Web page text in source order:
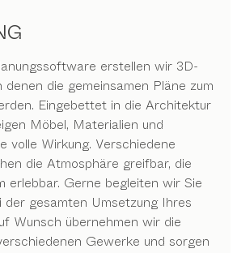
erstellen wir 3D-
denen die gemeinsamen Pläne zum
Eingebettet in die Architektur
Möbel, Materialien und
volle Wirkung. Verschiedene
die Atmosphäre greifbar, die
erlebbar. Gerne begleiten wir Sie
der gesamten Umsetzung Ihres
Wunsch übernehmen wir die
Gewerke und sorgen